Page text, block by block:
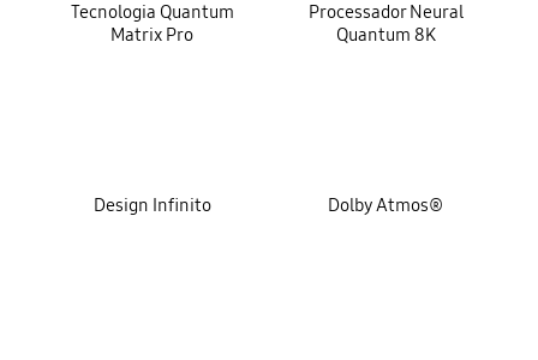
Tecnologia Quantum
Matrix Pro
Processador Neural
Quantum 8K
Design Infinito Dolby Atmos®